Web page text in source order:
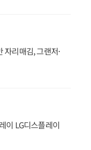
리매김, 그랜저·
이 LG디스플레이